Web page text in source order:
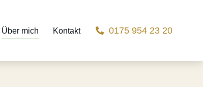
Über mich Kontakt 0175 954 23 20